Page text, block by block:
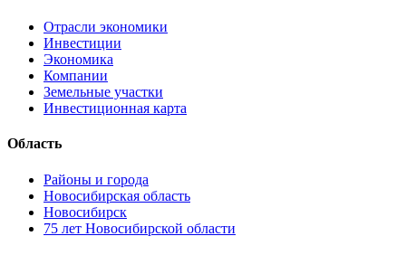
Отрасли экономики
Инвестиции
Экономика
Компании
Земельные участки
Инвестиционная карта
Область
Районы и города
Новосибирская область
Новосибирск
75 лет Новосибирской области